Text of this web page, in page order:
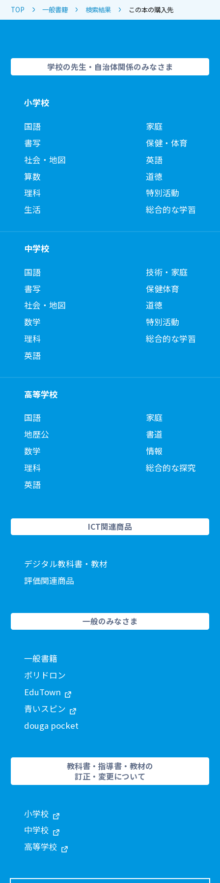
TOP 一般書籍 検索結果 この本の購入先
学校の先生・自治体関係のみなさま
小学校
国語
書写
社会・地図
算数
理科
生活
家庭
保健・体育
英語
道徳
特別活動
総合的な学習
中学校
国語
書写
社会・地図
数学
理科
英語
技術・家庭
保健体育
道徳
特別活動
総合的な学習
高等学校
国語
地歴公
数学
理科
英語
家庭
書道
情報
総合的な探究
ICT関連商品
デジタル教科書・教材
評価関連商品
一般のみなさま
一般書籍
ポリドロン
EduTown
青いスピン
douga pocket
教科書・指導書・教材の
訂正・変更について
小学校
中学校
高等学校